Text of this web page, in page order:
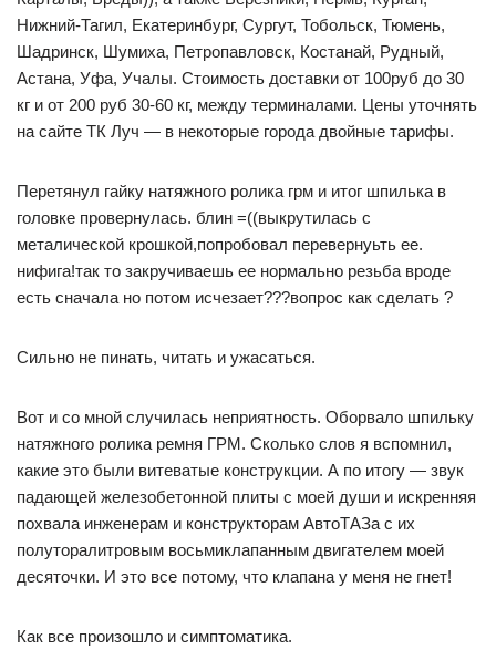
Нижний-Тагил, Екатеринбург, Сургут, Тобольск, Тюмень,
Шадринск, Шумиха, Петропавловск, Костанай, Рудный,
Астана, Уфа, Учалы. Стоимость доставки от 100руб до 30
кг и от 200 руб 30-60 кг, между терминалами. Цены уточнять
на сайте ТК Луч — в некоторые города двойные тарифы.
Перетянул гайку натяжного ролика грм и итог шпилька в
головке провернулась. блин =((выкрутилась с
металической крошкой,попробовал перевернуьть ее.
нифига!так то закручиваешь ее нормально резьба вроде
есть сначала но потом исчезает???вопрос как сделать ?
Сильно не пинать, читать и ужасаться.
Вот и со мной случилась неприятность. Оборвало шпильку
натяжного ролика ремня ГРМ. Сколько слов я вспомнил,
какие это были витеватые конструкции. А по итогу — звук
падающей железобетонной плиты с моей души и искренняя
похвала инженерам и конструкторам АвтоТАЗа с их
полуторалитровым восьмиклапанным двигателем моей
десяточки. И это все потому, что клапана у меня не гнет!
Как все произошло и симптоматика.